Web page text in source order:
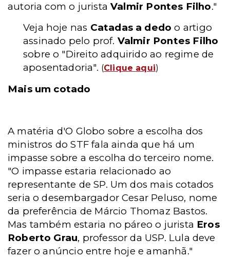
autoria com o juristaValmir Pontes Filho."
Veja hoje nas Catadas a dedo o artigo
assinado pelo prof. Valmir Pontes Filho
sobre o "Direito adquirido ao regime de
aposentadoria". (Clique aqui)
Mais um cotado
A matéria d'O Globo sobre a escolha dos
ministros do STF fala ainda que há um
impasse sobre a escolha do terceiro nome.
"O impasse estaria relacionado ao
representante de SP. Um dos mais cotados
seria o desembargador Cesar Peluso, nome
da preferência de Márcio Thomaz Bastos.
Mas também estaria no páreo o jurista Eros
Roberto Grau, professor da USP. Lula deve
fazer o anúncio entre hoje e amanhã."